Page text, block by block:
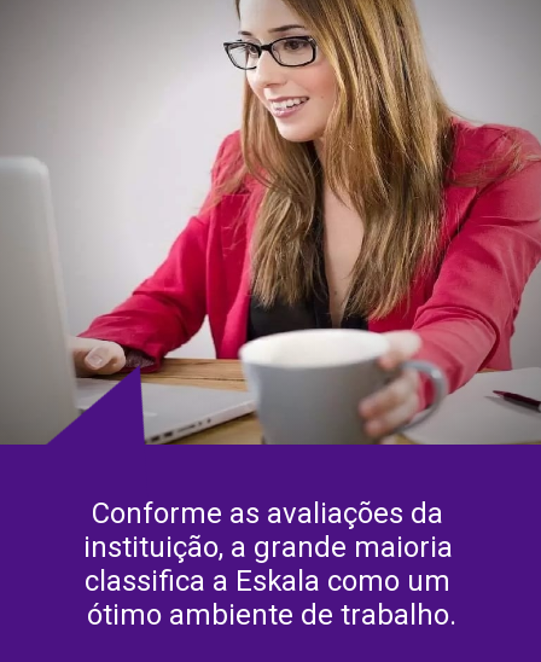
Conforme as avaliações da
instituição, a grande maioria
classifica a Eskala como um
ótimo ambiente de trabalho.